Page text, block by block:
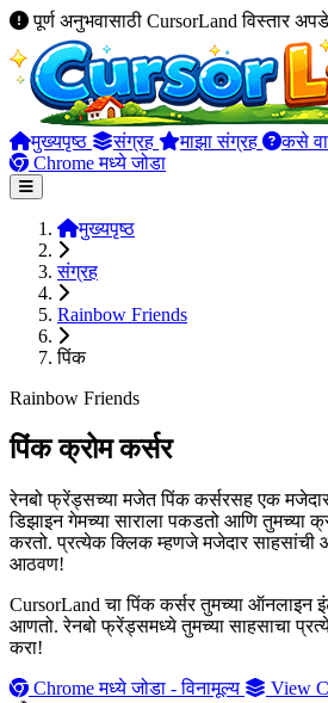
पूर्ण अनुभवासाठी CursorLand विस्तार
मुख्यपृष्ठ संग्रह माझा संग्रह
कसे
Chrome मध्ये जोडा
मुख्यपृष्ठ
संग्रह
Rainbow Friends
पिंक
Rainbow Friends
पिंक क्रोम कर्सर
रेनबो फ्रेंड्सच्या मजेत पिंक कर्सरसह एक
डिझाइन गेमच्या साराला पकडतो आणि तुमच्या
करतो. प्रत्येक क्लिक म्हणजे मजेदार साहसांची
आठवण!
CursorLand चा पिंक कर्सर तुमच्या ऑनलाइन
आणतो. रेनबो फ्रेंड्समध्ये तुमच्या साहसाचा
करा!
Chrome मध्ये जोडा - विनामूल्य
View